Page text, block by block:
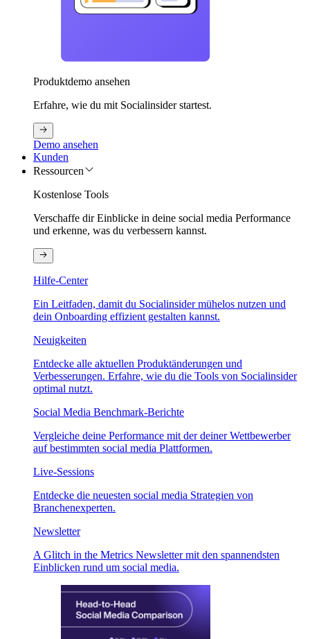
Produktdemo ansehen
Erfahre, wie du mit Socialinsider startest.
Demo ansehen
Kunden
Ressourcen
Kostenlose Tools
Verschaffe dir Einblicke in deine social media Performance
und erkenne, was du verbessern kannst.
Hilfe-Center
Ein Leitfaden, damit du Socialinsider mühelos nutzen und
dein Onboarding effizient gestalten kannst.
Neuigkeiten
Entdecke alle aktuellen Produktänderungen und
Verbesserungen. Erfahre, wie du die Tools von Socialinsider
optimal nutzt.
Social Media Benchmark-Berichte
Vergleiche deine Performance mit der deiner Wettbewerber
auf bestimmten social media Plattformen.
Live-Sessions
Entdecke die neuesten social media Strategien von
Branchenexperten.
Newsletter
A Glitch in the Metrics Newsletter mit den spannendsten
Einblicken rund um social media.